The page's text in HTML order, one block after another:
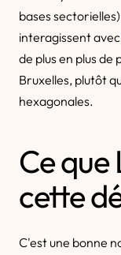
bases
interagissent avec
de plus en plus
Bruxelles, plutôt
hexagonales.
Ce que
cette
C'est une bonne